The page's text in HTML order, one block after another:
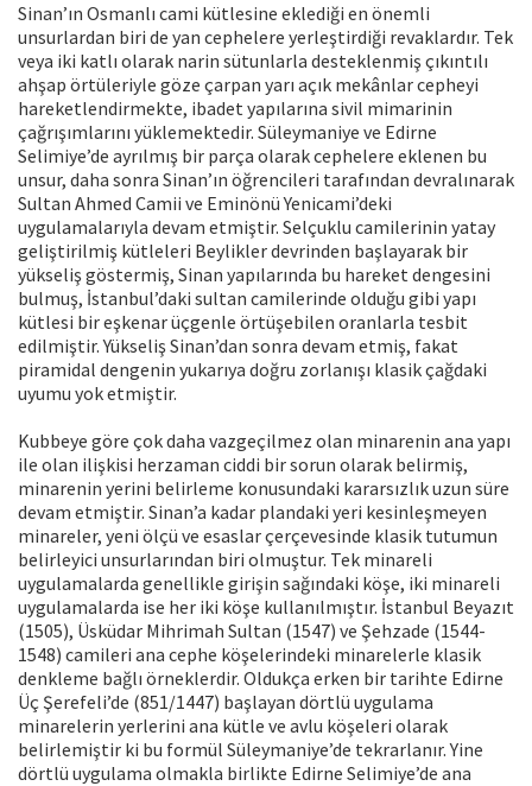
Sinan’ın Osmanlı cami kütlesine eklediği en önemli
unsurlardan biri de yan cephelere yerleştirdiği revaklardır. Tek
veya iki katlı olarak narin sütunlarla desteklenmiş çıkıntılı
ahşap örtüleriyle göze çarpan yarı açık mekânlar cepheyi
hareketlendirmekte, ibadet yapılarına sivil mimarinin
çağrışımlarını yüklemektedir. Süleymaniye ve Edirne
Selimiye’de ayrılmış bir parça olarak cephelere eklenen bu
unsur, daha sonra Sinan’ın öğrencileri tarafından devralınarak
Sultan Ahmed Camii ve Eminönü Yenicami’deki
uygulamalarıyla devam etmiştir. Selçuklu camilerinin yatay
geliştirilmiş kütleleri Beylikler devrinden başlayarak bir
yükseliş göstermiş, Sinan yapılarında bu hareket dengesini
bulmuş, İstanbul’daki sultan camilerinde olduğu gibi yapı
kütlesi bir eşkenar üçgenle örtüşebilen oranlarla tesbit
edilmiştir. Yükseliş Sinan’dan sonra devam etmiş, fakat
piramidal dengenin yukarıya doğru zorlanışı klasik çağdaki
uyumu yok etmiştir.
Kubbeye göre çok daha vazgeçilmez olan minarenin ana yapı
ile olan ilişkisi herzaman ciddi bir sorun olarak belirmiş,
minarenin yerini belirleme konusundaki kararsızlık uzun süre
devam etmiştir. Sinan’a kadar plandaki yeri kesinleşmeyen
minareler, yeni ölçü ve esaslar çerçevesinde klasik tutumun
belirleyici unsurlarından biri olmuştur. Tek minareli
uygulamalarda genellikle girişin sağındaki köşe, iki minareli
uygulamalarda ise her iki köşe kullanılmıştır. İstanbul Beyazıt
(1505), Üsküdar Mihrimah Sultan (1547) ve Şehzade (1544-
1548) camileri ana cephe köşelerindeki minarelerle klasik
denkleme bağlı örneklerdir. Oldukça erken bir tarihte Edirne
Üç Şerefeli’de (851/1447) başlayan dörtlü uygulama
minarelerin yerlerini ana kütle ve avlu köşeleri olarak
belirlemiştir ki bu formül Süleymaniye’de tekrarlanır. Yine
dörtlü uygulama olmakla birlikte Edirne Selimiye’de ana